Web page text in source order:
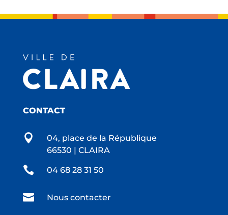
CONTACT

04, place de la République
66530 | CLAIRA
 04 68 28 31 50
 Nous contacter